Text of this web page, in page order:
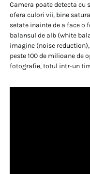
Camera poate detecta cu
ofera culori vii, bine
setate inainte de a face o
balansul de alb (white
imagine (noise
peste 100 de milioane de
fotografie, totul intr-un